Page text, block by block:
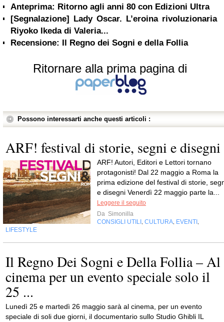
Anteprima: Ritorno agli anni 80 con Edizioni Ultra
[Segnalazione] Lady Oscar. L’eroina rivoluzionaria
Riyoko Ikeda di Valeria...
Recensione: Il Regno dei Sogni e della Follia
Ritornare alla prima pagina di
Possono interessarti anche questi articoli :
ARF! festival di storie, segni e disegni
ARF! Autori, Editori e Lettori tornano
protagonisti! Dal 22 maggio a Roma la
prima edizione del festival di storie,
e disegni Venerdì 22 maggio parte la...
Leggere il seguito
Da Simonilla
CONSIGLI UTILI
CULTURA EVENTI
LIFESTYLE
Il Regno Dei Sogni e Della Follia – Al
cinema per un evento speciale solo il
25 ...
Lunedì 25 e martedì 26 maggio sarà al cinema, per un evento
speciale di soli due giorni, il documentario sullo Studio Ghibli IL